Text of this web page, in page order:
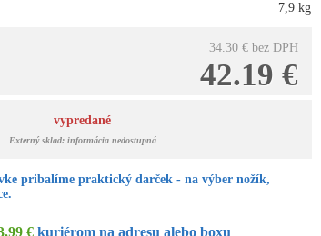
7,9 kg
34.30 € bez DPH
42.19 €
vypredané
Externý sklad: informácia nedostupná
pribalíme praktický darček - na výber nožík,
€ kuriérom na adresu alebo boxu